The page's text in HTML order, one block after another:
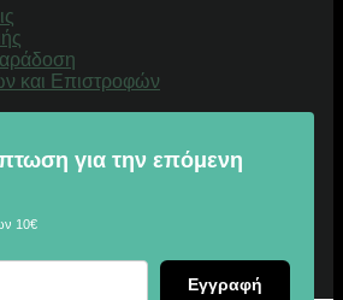
και Επιστροφών
για την επόμενη
10€
Εγγραφή